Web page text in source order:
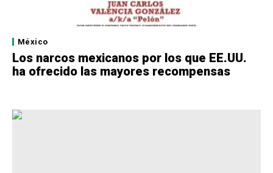
México
Los narcos mexicanos por los que EE.UU.
ha ofrecido las mayores recompensas